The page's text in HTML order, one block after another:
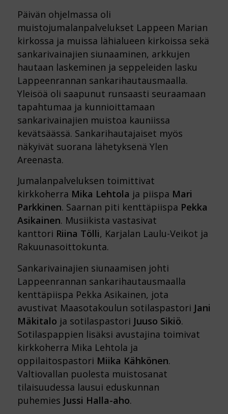
Päivän ohjelmassa oli
muistojumalanpalvelukset Lappeen Marian
kirkossa ja muissa lähialueen kirkoissa sekä
sankarivainajien siunaaminen, arkkujen
hautaan laskeminen ja seppeleiden lasku
Lappeenrannan sankarihautausmaalla.
Yleisöä oli saapunut runsaasti seuraamaan
tapahtumaa ja kunnioittamaan
sankarivainajien muistoa kauniissa
kevätsäässä. Sankarihautajaiset myös
näkyivät suorana lähetyksenä Ylen
Areenasta.
Jumalanpalveluksen toimittivat
kirkkoherra Mika Lehtola ja piispa Mari
Parkkinen. Saarnan piti kenttäpiispa Pekka
Asikainen. Musiikista vastasivat
kanttori Riina Tölli, Karjalan Laulu-Veikot ja
Rakuunasoittokunta.
Sankarivainajien siunaamisen johti
Lappeenrannan sankarihautausmaalla
kenttäpiispa Pekka Asikainen, jota
avustivat Maasotakoulun sotilaspastori Jani
Mäkitalo ja sotilaspastori Juuso Sikiö.
Sotilaspappien lisäksi avustajina toimivat
kirkkoherra Mika Lehtola ja
oppilaitospastori Miika Kähkönen.
Valtiovallan puolesta muistosanat
tilaisuudessa lausui eduskunnan
puhemies Jussi Halla-aho.